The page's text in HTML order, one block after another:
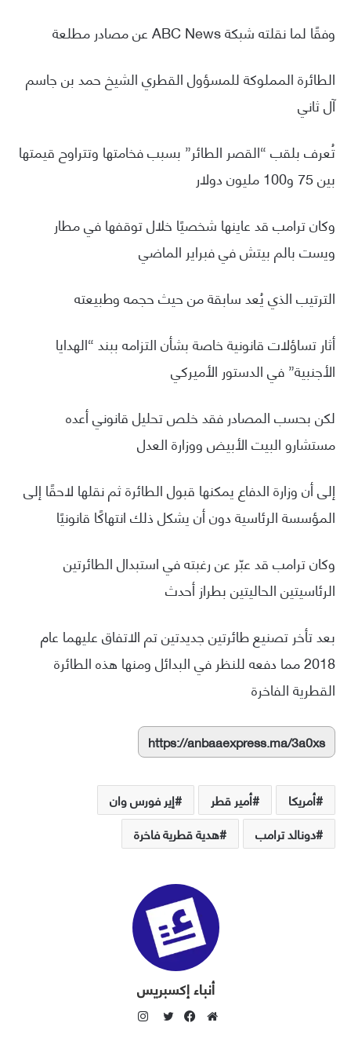
وفقًا لما نقلته شبكة ABC News عن مصادر مطلعة
الطائرة المملوكة للمسؤول القطري الشيخ حمد بن جاسم
آل ثاني
تُعرف بلقب “القصر الطائر” بسبب فخامتها وتتراوح قيمتها
بين 75 و100 مليون دولار
وكان ترامب قد عاينها شخصيًا خلال توقفها في مطار
ويست بالم بيتش في فبراير الماضي
الترتيب الذي يُعد سابقة من حيث حجمه وطبيعته
أثار تساؤلات قانونية خاصة بشأن التزامه ببند “الهدايا
الأجنبية” في الدستور الأميركي
لكن بحسب المصادر فقد خلص تحليل قانوني أعده
مستشارو البيت الأبيض ووزارة العدل
إلى أن وزارة الدفاع يمكنها قبول الطائرة ثم نقلها لاحقًا إلى
المؤسسة الرئاسية دون أن يشكل ذلك انتهاكًا قانونيًا
وكان ترامب قد عبّر عن رغبته في استبدال الطائرتين
الرئاسيتين الحاليتين بطراز أحدث
بعد تأخر تصنيع طائرتين جديدتين تم الاتفاق عليهما عام
2018 مما دفعه للنظر في البدائل ومنها هذه الطائرة
القطرية الفاخرة
https://anbaaexpress.ma/3a0xs
أمريكا أمير قطر
إير فورس وان
دونالد ترامب
هدية قطرية فاخرة
أنباء إكسبريس